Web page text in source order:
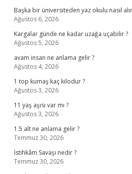
Başka bir üniversiteden yaz okulu nasıl
Ağustos 6, 2026
Kargalar günde ne kadar uzağa uçabilir ?
Ağustos 5, 2026
avam insan ne anlama gelir ?
Ağustos 4, 2026
1 top kumaş kaç kilodur ?
Ağustos 3, 2026
11 yaş aşısı var mı ?
Ağustos 3, 2026
1.5 alt ne anlama gelir ?
Temmuz 30, 2026
İstihkâm Savaşı nedir ?
Temmuz 30, 2026